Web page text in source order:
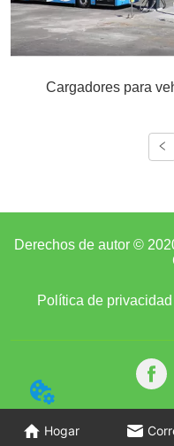
Cargadores para
Hogar
Derechos de autor ©
Política de privacidad